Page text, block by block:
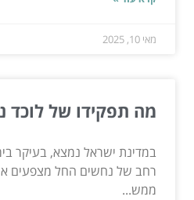
מאי 10, 2025
מה תפקידו של לוכד
במדינת ישראל נמצא, בעיקר
רחב של נחשים החל מצפעים
ממש...